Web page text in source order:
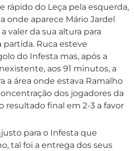
rápido do Leça pela esquerda,
onde aparece Mário Jardel
valer da sua altura para
Ruca esteve
do Infesta mas, após a
aos 91 minutos, a
a área onde estava Ramalho
dos jogadores da
resultado final em 2-3 a favor
para o Infesta que
tal foi a entrega dos seus